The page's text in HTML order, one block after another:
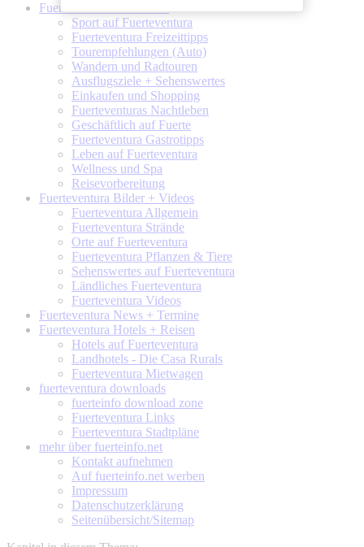
Fuerteventura
Sport auf Fuerteventura
Fuerteventura Freizeittipps
Tourempfehlungen (Auto)
Wandern und Radtouren
Ausflugsziele + Sehenswertes
Einkaufen und Shopping
Fuerteventuras Nachtleben
Geschäftlich auf Fuerte
Fuerteventura Gastrotipps
Leben auf Fuerteventura
Wellness und Spa
Reisevorbereitung
Fuerteventura Bilder + Videos
Fuerteventura Allgemein
Fuerteventura Strände
Orte auf Fuerteventura
Fuerteventura Pflanzen & Tiere
Sehenswertes auf Fuerteventura
Ländliches Fuerteventura
Fuerteventura Videos
Fuerteventura News + Termine
Fuerteventura Hotels + Reisen
Hotels auf Fuerteventura
Landhotels - Die Casa Rurals
Fuerteventura Mietwagen
fuerteventura downloads
fuerteinfo download zone
Fuerteventura Links
Fuerteventura Stadtpläne
mehr über fuerteinfo.net
Kontakt aufnehmen
Auf fuerteinfo.net werben
Impressum
Datenschutzerklärung
Seitenübersicht/Sitemap